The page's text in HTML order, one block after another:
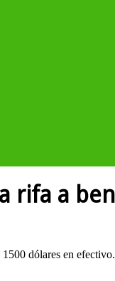
rifa a
dólares en efectivo.